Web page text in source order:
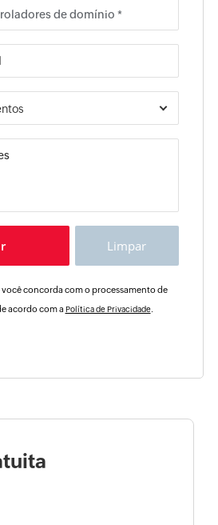
de domínio *
você concorda com o processamento de
acordo com a Política de Privacidade.